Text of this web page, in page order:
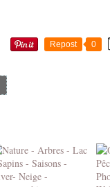
Repost 0